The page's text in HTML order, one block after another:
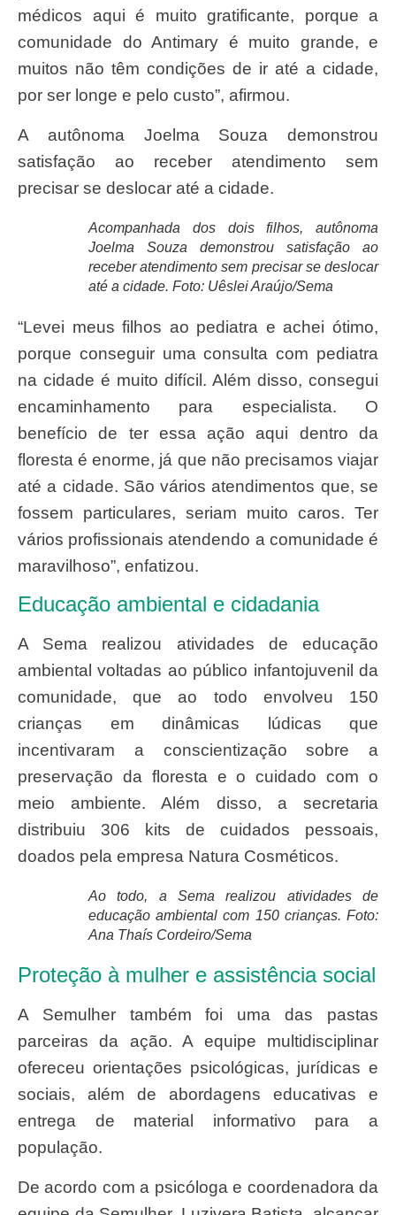
médicos aqui é muito gratificante, porque a
comunidade do Antimary é muito grande, e
muitos não têm condições de ir até a cidade,
por ser longe e pelo custo”, afirmou.
A autônoma Joelma Souza demonstrou
satisfação ao receber atendimento sem
precisar se deslocar até a cidade.
Acompanhada dos dois filhos, autônoma
Joelma Souza demonstrou satisfação ao
receber atendimento sem precisar se deslocar
até a cidade. Foto: Uêslei Araújo/Sema
“Levei meus filhos ao pediatra e achei ótimo,
porque conseguir uma consulta com pediatra
na cidade é muito difícil. Além disso, consegui
encaminhamento para especialista. O
benefício de ter essa ação aqui dentro da
floresta é enorme, já que não precisamos viajar
até a cidade. São vários atendimentos que, se
fossem particulares, seriam muito caros. Ter
vários profissionais atendendo a comunidade é
maravilhoso”, enfatizou.
Educação ambiental e cidadania
A Sema realizou atividades de educação
ambiental voltadas ao público infantojuvenil da
comunidade, que ao todo envolveu 150
crianças em dinâmicas lúdicas que
incentivaram a conscientização sobre a
preservação da floresta e o cuidado com o
meio ambiente. Além disso, a secretaria
distribuiu 306 kits de cuidados pessoais,
doados pela empresa Natura Cosméticos.
Ao todo, a Sema realizou atividades de
educação ambiental com 150 crianças. Foto:
Ana Thaís Cordeiro/Sema
Proteção à mulher e assistência social
A Semulher também foi uma das pastas
parceiras da ação. A equipe multidisciplinar
ofereceu orientações psicológicas, jurídicas e
sociais, além de abordagens educativas e
entrega de material informativo para a
população.
De acordo com a psicóloga e coordenadora da